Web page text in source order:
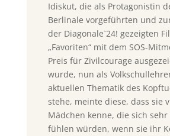
Idiskut, die als Protagonistin
Berlinale vorgeführten und
der Diagonale`24! gezeigten
„Favoriten“ mit dem SOS-
Preis für Zivilcourage
wurde, nun als
aktuellen Thematik des
stehe, meinte diese, dass sie
Mädchen kenne, die sich
fühlen würden, wenn sie ihr